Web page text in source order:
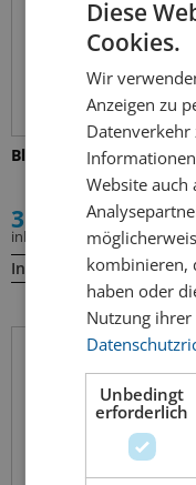
Blizzard Mango
3.60
inkl. MWST
Inhalt:
Diese
Cookies.
Wir
Anzeigen zu
Datenverkehr
Website auch
kombinieren,
haben oder
Nutzung ihrer
Unbedingt
erforderlich